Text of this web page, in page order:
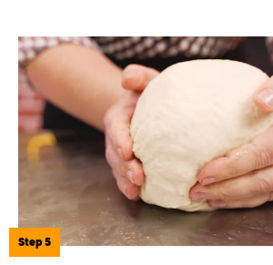
Step 5